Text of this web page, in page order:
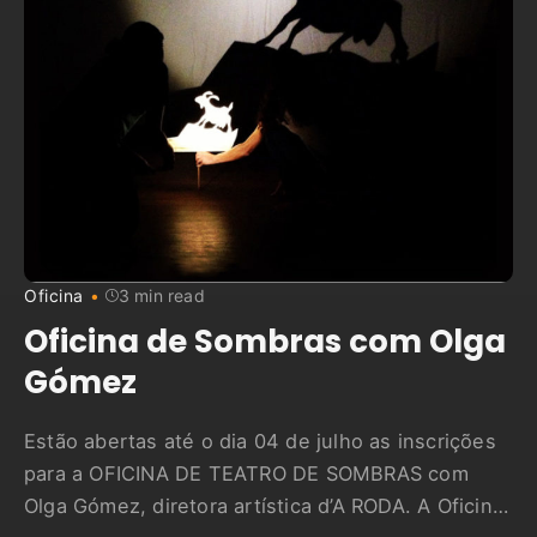
Oficina 3 min read
Oficina de Sombras com Olga
Gómez
Estão abertas até o dia 04 de julho as inscrições
para a OFICINA DE TEATRO DE SOMBRAS com
Olga Gómez, diretora artística d’A RODA. A Oficina